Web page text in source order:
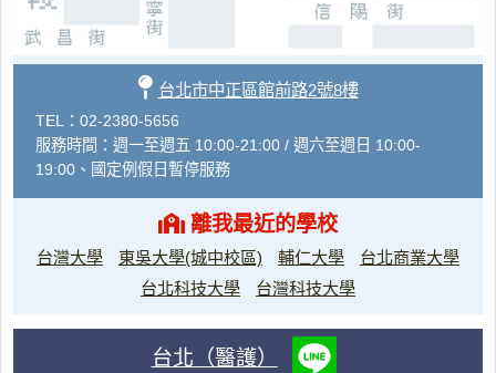
台北市中正區館前路2號8樓
TEL：02-2380-5656
服務時間：週一至週五 10:00-21:00 / 週六至週日 10:00-
19:00、國定例假日暫停服務
離我最近的學校
台灣大學 東吳大學(城中校區) 輔仁大學
台北商業大學
台北科技大學
台灣科技大學
台北（醫護）